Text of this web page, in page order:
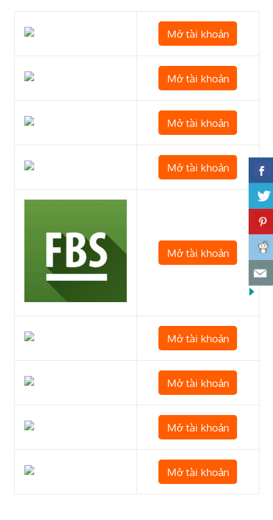
Mở tài khoản
Mở tài khoản
Mở tài khoản
Mở tài khoản
Mở tài khoản
Mở tài khoản
Mở tài khoản
Mở tài khoản
Mở tài khoản